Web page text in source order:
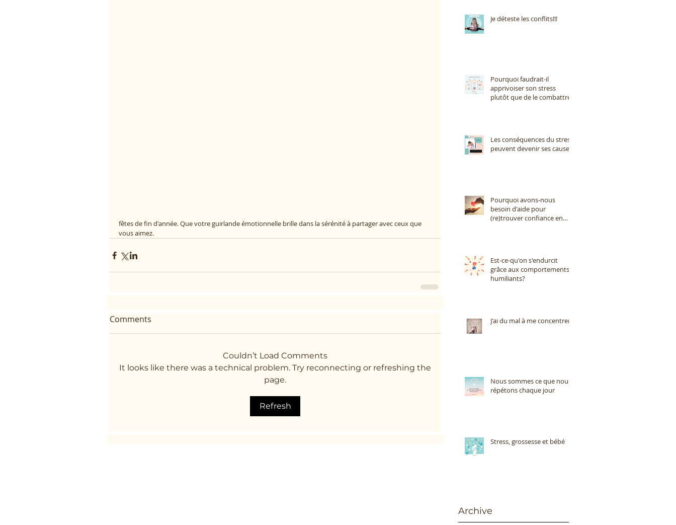
fêtes de fin d'année. Que votre guirlande émotionnelle brille dans la sérénité à partager avec ceux que
vous aimez.
Comments
Couldn’t Load Comments
It looks like there was a technical problem. Try reconnecting or refreshing the
page.
Refresh
Je déteste les conflits!!!
Pourquoi faudrait-il
apprivoiser son stress
plutôt que de le combattre?
Les conséquences du stress
peuvent devenir ses causes
Pourquoi avons-nous
besoin d'aide pour
(re)trouver confiance en
Est-ce-qu'on s'endurcit
grâce aux comportements
humiliants?
J'ai du mal à me concentrer
Nous sommes ce que nous
répétons chaque jour
Stress, grossesse et bébé
Archive